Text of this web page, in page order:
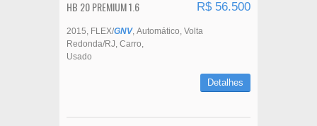
HB 20 PREMIUM 1.6 R$ 56.500
2015 FLEX/GNV Automático Volta
Redonda/RJ Carro
Usado
Detalhes